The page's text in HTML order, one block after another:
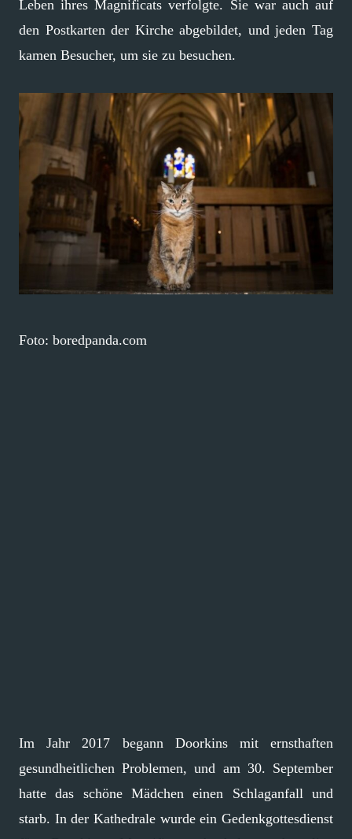
Leben ihres Magnificats verfolgte. Sie war auch auf
den Postkarten der Kirche abgebildet, und jeden Tag
kamen Besucher, um sie zu besuchen.
Foto: boredpanda.com
Im Jahr 2017 begann Doorkins mit ernsthaften
gesundheitlichen Problemen, und am 30. September
hatte das schöne Mädchen einen Schlaganfall und
starb. In der Kathedrale wurde ein Gedenkgottesdienst